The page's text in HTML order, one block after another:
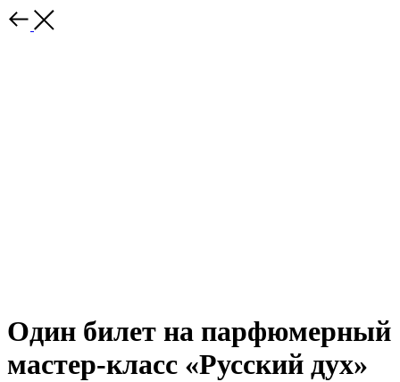
Один билет на парфюмерный
мастер-класс «Русский дух»